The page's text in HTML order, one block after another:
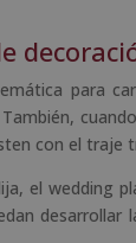
para
con el traje
el wedding